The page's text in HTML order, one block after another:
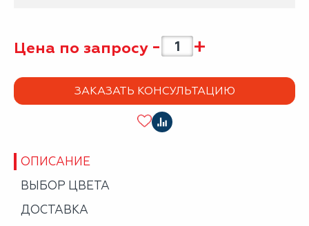
Цена по запросу - +
ЗАКАЗАТЬ КОНСУЛЬТАЦИЮ
ОПИСАНИЕ
ВЫБОР ЦВЕТА
ДОСТАВКА